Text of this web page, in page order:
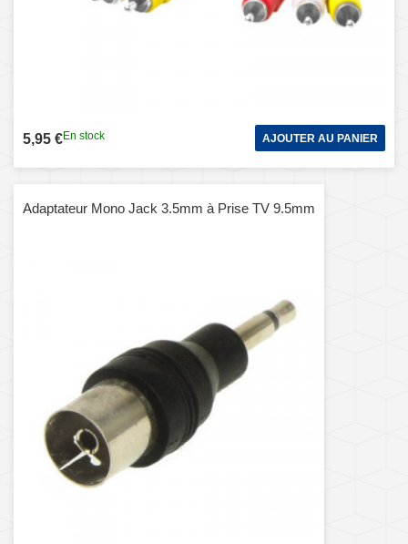
5,95 €En stock AJOUTER AU PANIER
Adaptateur Mono Jack 3.5mm à Prise TV 9.5mm